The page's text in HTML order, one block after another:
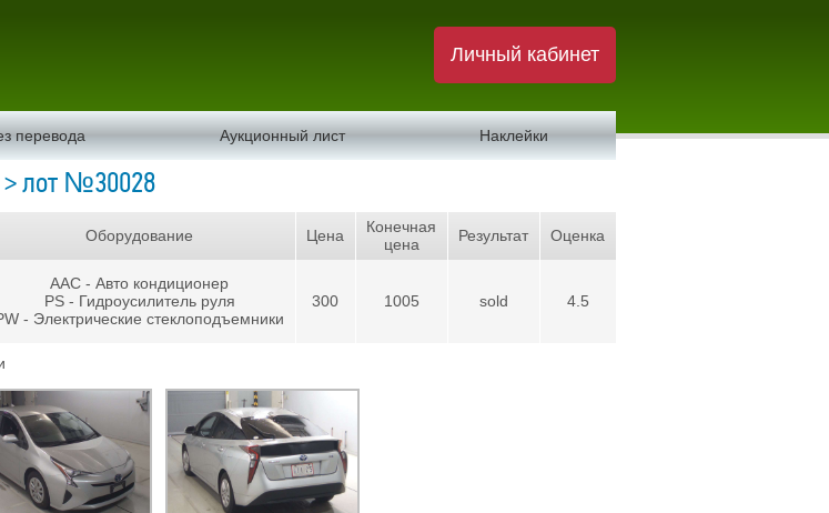
Личный кабинет
перевода Аукционный лист Наклейки
> лот №30028
Оборудование
AAC - Авто кондиционер
PS - Гидроусилитель руля
- Электрические стеклоподъемники
Цена
300
Конечная
цена
1005
Результат
sold
Оценка
4.5